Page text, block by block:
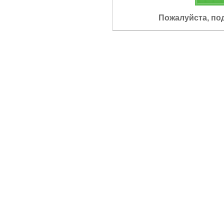
Пожалуйста,